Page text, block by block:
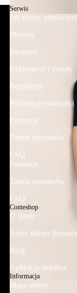
Serwis
Jak złożyć
Płatność
Dostawa
Reklamacje i zwroty
Regulamin
Polityka prywatności
Promocje
Tabela rozmiarów
FAQ
Promocje
Tabela rozmiarów
FAQ
Conteshop
O firmie
Adres sklepu
Blog
Aplikacja mobilna
Informacja
Mapa strony